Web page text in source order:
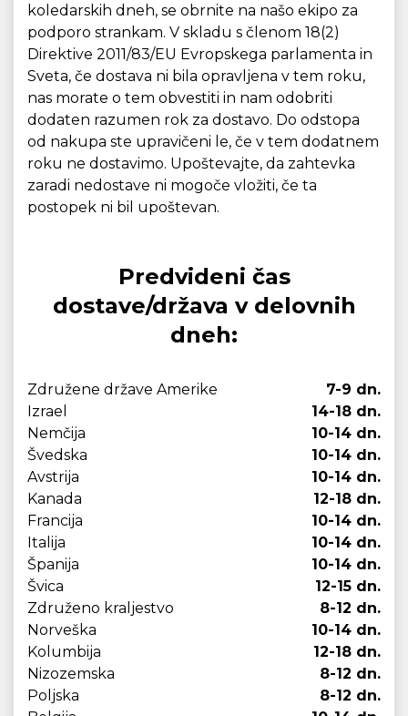
koledarskih dneh, se obrnite na našo ekipo za
podporo strankam. V skladu s členom 18(2)
Direktive 2011/83/EU Evropskega parlamenta in
Sveta, če dostava ni bila opravljena v tem roku,
nas morate o tem obvestiti in nam odobriti
dodaten razumen rok za dostavo. Do odstopa
od nakupa ste upravičeni le, če v tem dodatnem
roku ne dostavimo. Upoštevajte, da zahtevka
zaradi nedostave ni mogoče vložiti, če ta
postopek ni bil upoštevan.
Predvideni čas
dostave/država v delovnih
dneh:
Združene države Amerike
7-9 dn.
Izrael
14-18 dn.
Nemčija
10-14 dn.
Švedska
10-14 dn.
Avstrija
10-14 dn.
Kanada
12-18 dn.
Francija
10-14 dn.
Italija
10-14 dn.
Španija
10-14 dn.
Švica
12-15 dn.
Združeno kraljestvo
8-12 dn.
Norveška
10-14 dn.
Kolumbija
12-18 dn.
Nizozemska
8-12 dn.
Poljska
8-12 dn.